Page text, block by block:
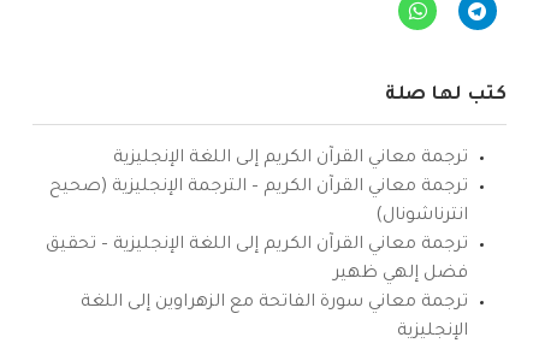
كتب لها صلة
ترجمة معاني القرآن الكريم إلى اللغة الإنجليزية
ترجمة معاني القرآن الكريم – الترجمة الإنجليزية (صحيح
انترناشونال)
ترجمة معاني القرآن الكريم إلى اللغة الإنجليزية – تحقيق
فضل إلهي ظهير
ترجمة معاني سورة الفاتحة مع الزهراوين إلى اللغة
الإنجليزية